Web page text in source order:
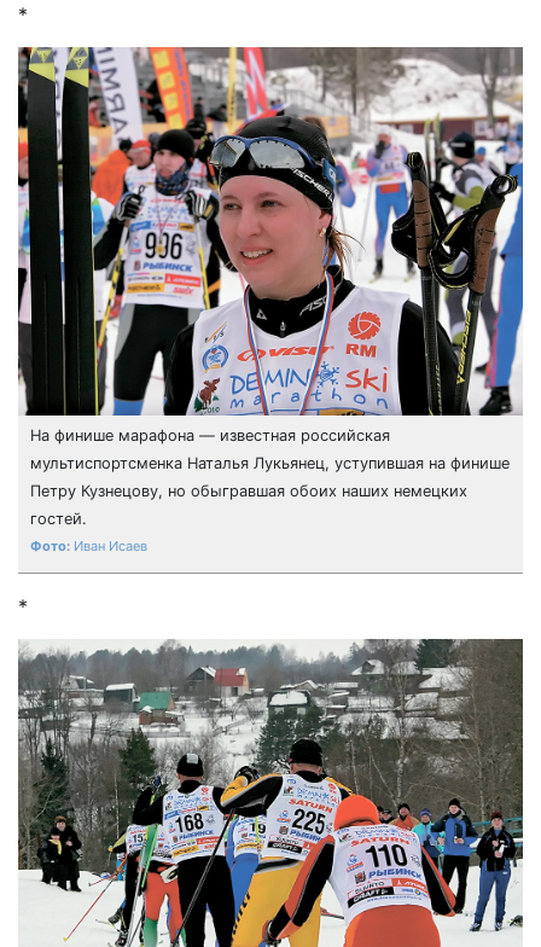
*
На финише марафона — известная российская
мультиспортсменка Наталья Лукьянец, уступившая на финише
Петру Кузнецову, но обыгравшая обоих наших немецких
гостей.
Иван Исаев
*